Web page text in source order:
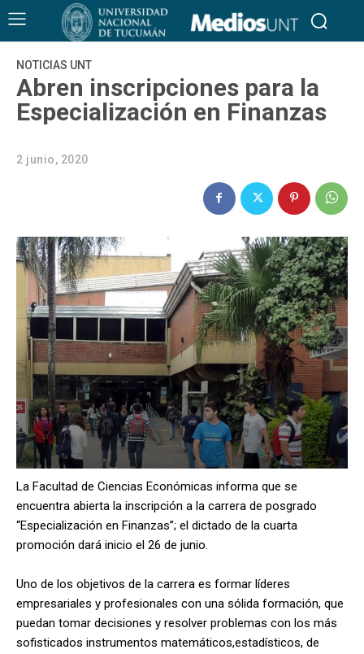
NOTICIAS UNT
Abren inscripciones para la
Especialización en Finanzas
2 junio, 2020
La Facultad de Ciencias Económicas informa que se
encuentra abierta la inscripción a la carrera de posgrado
“Especialización en Finanzas”; el dictado de la cuarta
promoción dará inicio el 26 de junio.
Uno de los objetivos de la carrera es formar líderes
empresariales y profesionales con una sólida formación, que
puedan tomar decisiones y resolver problemas con los más
sofisticados instrumentos matemáticos,estadísticos, de